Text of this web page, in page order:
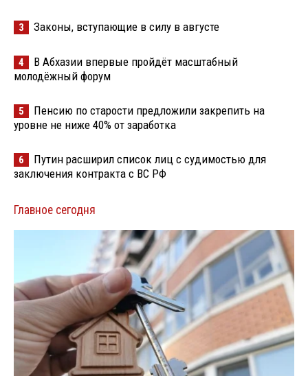
3 Законы, вступающие в силу в августе
4
В Абхазии впервые пройдёт масштабный
молодёжный форум
5
Пенсию по старости предложили закрепить на
уровне не ниже 40% от заработка
6
Путин расширил список лиц с судимостью для
заключения контракта с ВС РФ
Главное сегодня